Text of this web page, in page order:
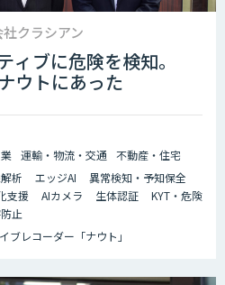
クラシアン
ィブに危険を検知。
ウトにあった
運輸・物流・交通
不動産・住宅
析 エッジAI
異常検知・予知保全
支援 AIカメラ 生体認証
KYT・危険
止
ブレコーダー「ナウト」